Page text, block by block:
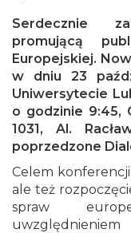
Serdecznie
promującą
Europejskiej.
w dniu 23
Uniwersytecie
o godzinie 9:45,
1031, Al.
poprzedzone
Celem
ale też
spraw